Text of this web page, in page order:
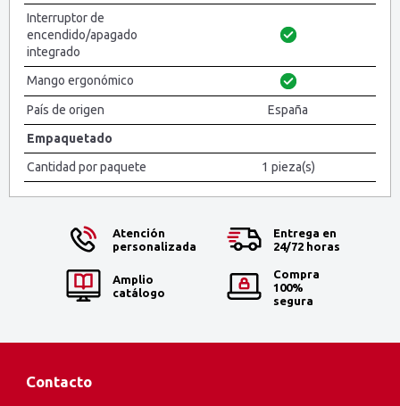
Interruptor de
encendido/apagado
integrado
Mango ergonómico
País de origen
España
Empaquetado
Cantidad por paquete
1 pieza(s)
Atención
personalizada
Entrega en
24/72 horas
Amplio
catálogo
Compra
100%
segura
Contacto